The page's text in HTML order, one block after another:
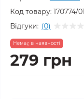
Код товару: 170774/
Відгуки: (0)
Немає в наявності
279 грн